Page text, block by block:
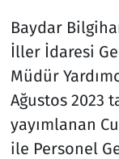
Baydar
İller İdaresi
Müdür
Ağustos 2023
yayımlanan
ile Personel